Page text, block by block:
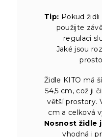
Tip: Pokud
použijte
regulaci
Jaké jsou
Židle KITO má
54,5 cm, což ji
větší prostory.
cm a celková
Nosnost židle
vhodná i